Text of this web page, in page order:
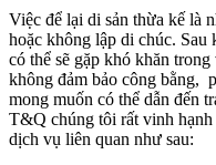
Việc để lại di sản thừa kế là
hoặc không lập di chúc. Sau
có thể sẽ gặp khó khăn
không đảm bảo công bằng,
mong muốn có thể dẫn đến
T&Q chúng tôi rất vinh
dịch vụ liên quan như sau: